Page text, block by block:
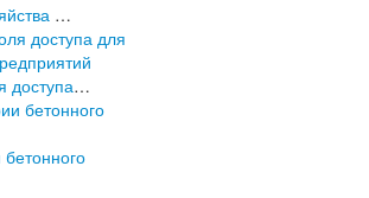
…
доступа…